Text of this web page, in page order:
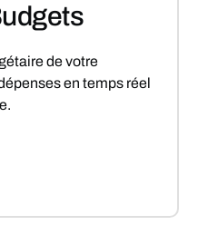
de votre
en temps réel